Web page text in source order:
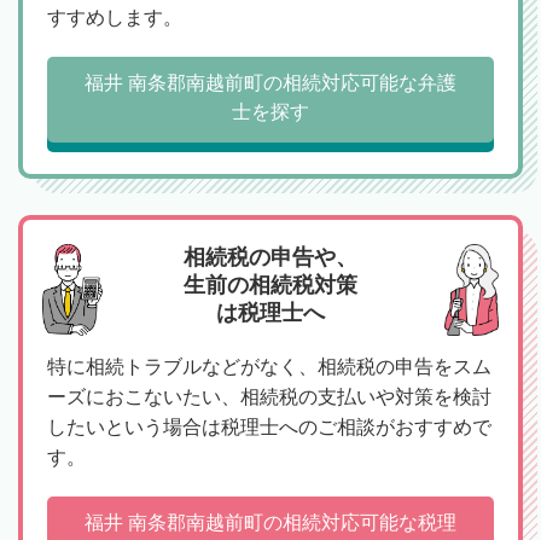
すすめします。
福井 南条郡南越前町の相続対応可能な弁護
士を探す
相続税の申告や、
生前の相続税対策
は税理士へ
特に相続トラブルなどがなく、相続税の申告をスム
ーズにおこないたい、相続税の支払いや対策を検討
したいという場合は税理士へのご相談がおすすめで
す。
福井 南条郡南越前町の相続対応可能な税理